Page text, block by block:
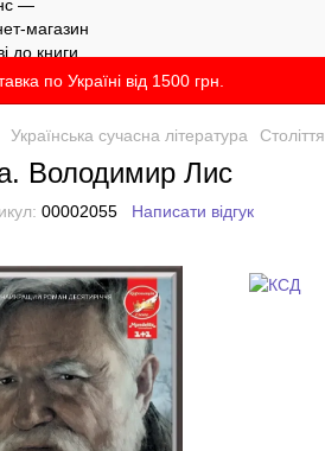
по Україні від 1500 грн.
Українська сучасна література
Володимир Лис
00002055 Написати відгук